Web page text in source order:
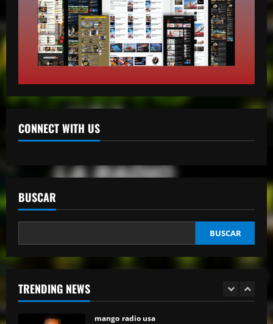
CONNECT WITH US
BUSCAR
BUSCAR
TRENDING NEWS
2
mango radio usa
Escolta presidencial se accidenta y deja
tres heridos en Puerto Plata
abril 27, 2026
3
mango radio usa
Comunicador propina bofetada al padre
de una víctima del Jet Set en el Palacio
de Justicia
abril 27, 2026
mango radio usa
“Despacito” llega a los 9 billones de
abril 27, 2026
5
mango radio usa
El Torito sobre caso Jet Set: “Yo tuve
amistad con Antonio y su hermana, pero
abril 23, 2026